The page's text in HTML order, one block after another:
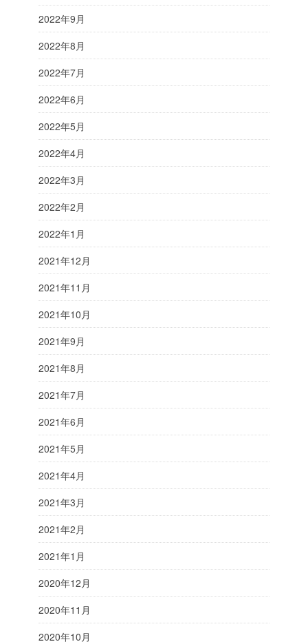
2022年9月
2022年8月
2022年7月
2022年6月
2022年5月
2022年4月
2022年3月
2022年2月
2022年1月
2021年12月
2021年11月
2021年10月
2021年9月
2021年8月
2021年7月
2021年6月
2021年5月
2021年4月
2021年3月
2021年2月
2021年1月
2020年12月
2020年11月
2020年10月